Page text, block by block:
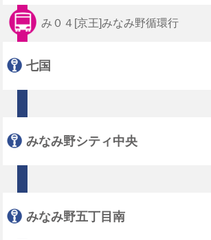
み０４[京王]みなみ野循環行
七国
みなみ野シティ中央
みなみ野五丁目南